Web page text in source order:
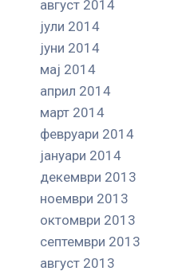
август 2014
јули 2014
јуни 2014
мај 2014
април 2014
март 2014
февруари 2014
јануари 2014
декември 2013
ноември 2013
октомври 2013
септември 2013
август 2013